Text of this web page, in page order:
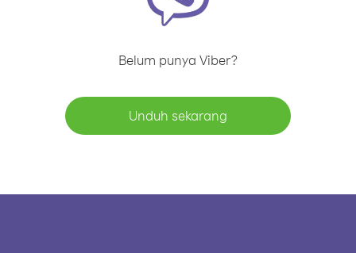
Belum punya Viber?
Unduh sekarang